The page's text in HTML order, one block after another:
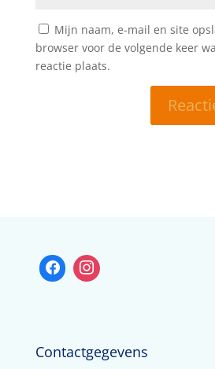
Mijn naam, e-mail en site
browser voor de volgende keer
reactie plaats.
Contactgegevens